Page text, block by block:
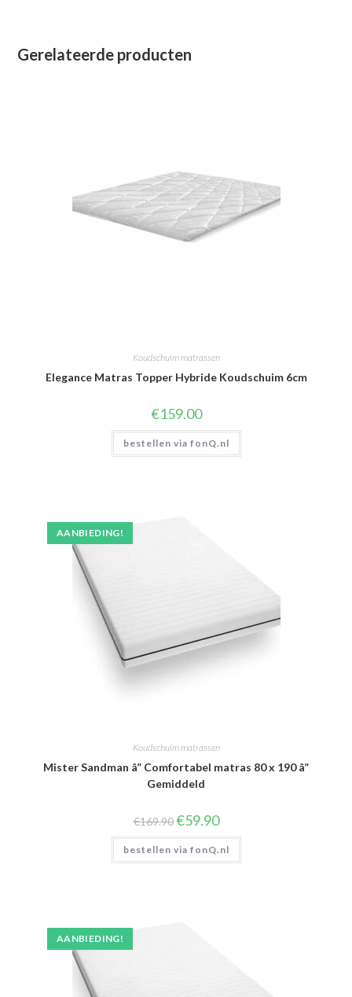
Gerelateerde producten
Koudschuim matrassen
Elegance Matras Topper Hybride Koudschuim 6cm
€159.00
bestellen via fonQ.nl
AANBIEDING!
Koudschuim matrassen
Mister Sandman â” Comfortabel matras 80 x 190 â”
Gemiddeld
€169.90 Oorspronkelijke
prijs
was:
€169.90.
€59.90Huidige
prijs
is:
€59.90.
bestellen via fonQ.nl
AANBIEDING!